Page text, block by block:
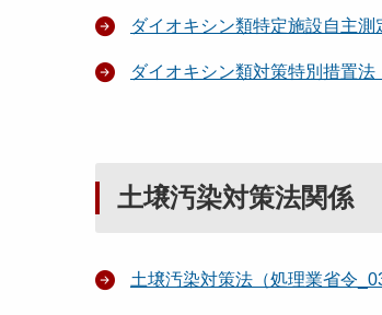
ダイオキシン類特定施設自主測
ダイオキシン類対策特別措置
土壌汚染対策法関係
土壌汚染対策法（処理業省令